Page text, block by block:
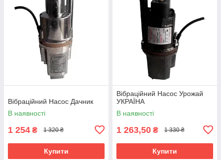
Вібраційний Насос Дачник
В наявності
1 254 ₴ 1 320 ₴
Купити
Вібраційний Насос Урожай
УКРАЇНА
В наявності
1 263,50 ₴ 1 330 ₴
Купити